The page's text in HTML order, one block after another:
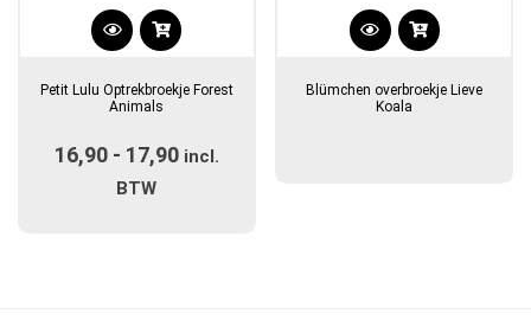
Dit
heeft
variaties.
Deze
Petit Lulu Optrekbroekje Forest
Animals
16,90 - 17,90Prijsklasse:
incl.
BTW
Blümchen overbroekje Lieve
Koala